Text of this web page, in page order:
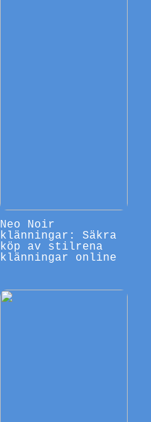
Neo Noir
klänningar: Säkra
köp av stilrena
klänningar online